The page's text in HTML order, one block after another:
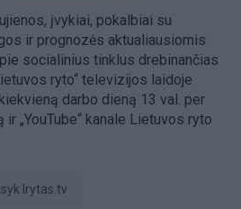
įvykiai, pokalbiai su
ir prognozės aktualiausiomis
socialinius tinklus drebinančias
ryto“ televizijos laidoje
darbo dieną 13 val. per
„YouTube“ kanale Lietuvos ryto
lrytas.tv